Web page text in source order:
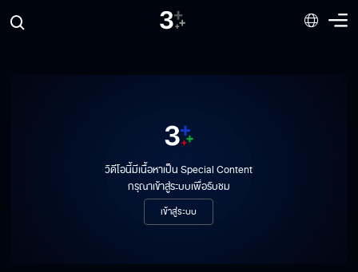
วิดีโอนี้มีเนื้อหาเป็น Special Content
กรุณาเข้าสู่ระบบเพื่อรับชม
เข้าสู่ระบบ